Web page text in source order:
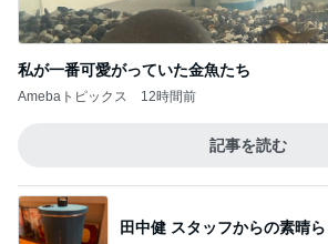
私が一番可愛がっていた金魚たち
Amebaトピックス 12時間前
記事を読む
田中健 スタッフからの素晴